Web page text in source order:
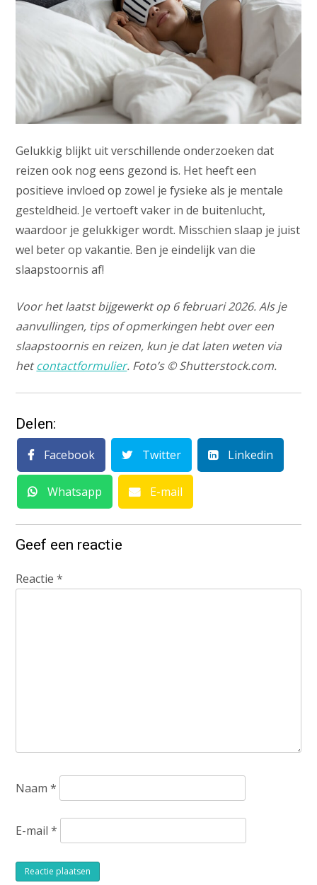
Gelukkig blijkt uit verschillende onderzoeken dat
reizen ook nog eens gezond is. Het heeft een
positieve invloed op zowel je fysieke als je mentale
gesteldheid. Je vertoeft vaker in de buitenlucht,
waardoor je gelukkiger wordt. Misschien slaap je juist
wel beter op vakantie. Ben je eindelijk van die
slaapstoornis af!
Voor het laatst bijgewerkt op 6 februari 2026. Als je
aanvullingen, tips of opmerkingen hebt over een
slaapstoornis en reizen, kun je dat laten weten via
hetcontactformulier. Foto’s © Shutterstock.com.
Delen:
Facebook Twitter Linkedin
Whatsapp E-mail
Geef een reactie
Reactie*
Naam*
E-mail*